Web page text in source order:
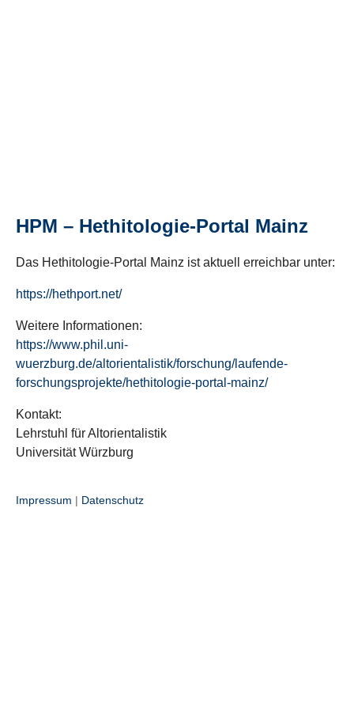
HPM – Hethitologie-Portal Mainz
Das Hethitologie-Portal Mainz ist aktuell erreichbar unter:
https://hethport.net/
Weitere Informationen:
https://www.phil.uni-
wuerzburg.de/altorientalistik/forschung/laufende-
forschungsprojekte/hethitologie-portal-mainz/
Kontakt:
Lehrstuhl für Altorientalistik
Universität Würzburg
Impressum | Datenschutz